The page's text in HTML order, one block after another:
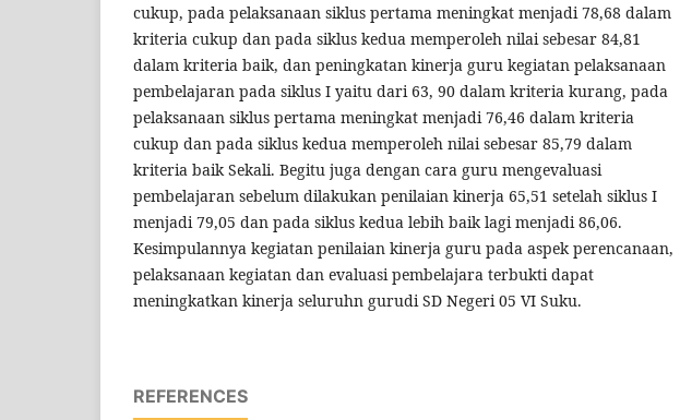
cukup, pada pelaksanaan siklus pertama meningkat menjadi 78,68 dalam
kriteria cukup dan pada siklus kedua memperoleh nilai sebesar 84,81
dalam kriteria baik, dan peningkatan kinerja guru kegiatan pelaksanaan
pembelajaran pada siklus I yaitu dari 63, 90 dalam kriteria kurang, pada
pelaksanaan siklus pertama meningkat menjadi 76,46 dalam kriteria
cukup dan pada siklus kedua memperoleh nilai sebesar 85,79 dalam
kriteria baik Sekali. Begitu juga dengan cara guru mengevaluasi
pembelajaran sebelum dilakukan penilaian kinerja 65,51 setelah siklus I
menjadi 79,05 dan pada siklus kedua lebih baik lagi menjadi 86,06.
Kesimpulannya kegiatan penilaian kinerja guru pada aspek perencanaan,
pelaksanaan kegiatan dan evaluasi pembelajara terbukti dapat
meningkatkan kinerja seluruhn gurudi SD Negeri 05 VI Suku.
REFERENCES